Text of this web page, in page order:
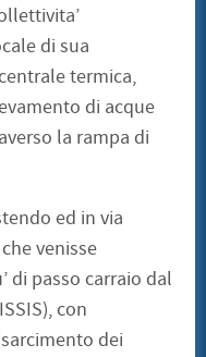
di sua
termica,
di acque
la rampa di
ed in via
venisse
di passo carraio dal
con
dei